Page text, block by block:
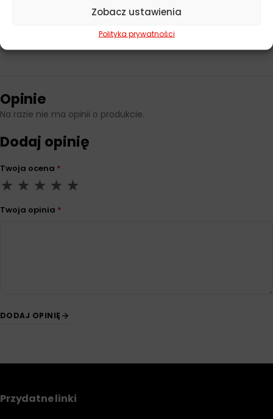
Zobacz ustawienia
Polityka prywatności
1 l
Opinie
Na razie nie ma opinii o produkcie.
Dodaj opinię
Twoja ocena *
Twoja opinia *
DODAJ OPINIĘ
Przydatne linki